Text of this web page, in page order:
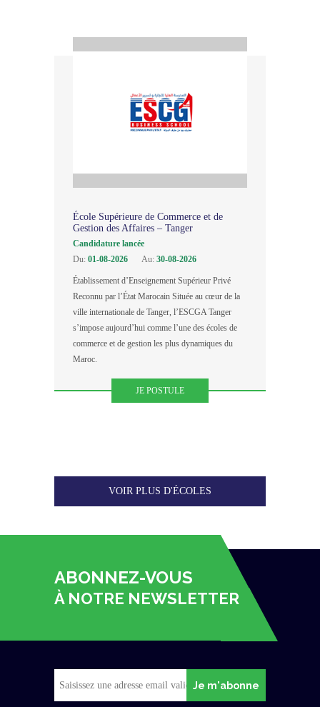
École Supérieure de Commerce et de
Gestion des Affaires – Tanger
Candidature lancée
Du: 01-08-2026 Au: 30-08-2026
Établissement d’Enseignement Supérieur Privé
Reconnu par l’État Marocain Située au cœur de la
ville internationale de Tanger, l’ESCGA Tanger
s’impose aujourd’hui comme l’une des écoles de
commerce et de gestion les plus dynamiques du
Maroc.
JE POSTULE
VOIR PLUS D'ÉCOLES
ABONNEZ-VOUS
À NOTRE NEWSLETTER
Je m'abonne